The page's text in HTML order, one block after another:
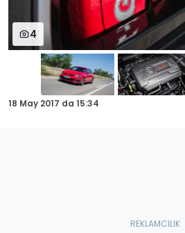
4
18 May 2017 da 15:34